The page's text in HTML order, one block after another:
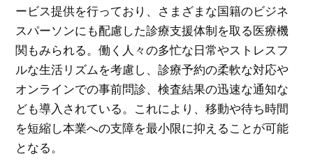
ービス提供を行っており、さまざまな国籍のビジネ
スパーソンにも配慮した診療支援体制を取る医療機
関もみられる。働く人々の多忙な日常やストレスフ
ルな生活リズムを考慮し、診療予約の柔軟な対応や
オンラインでの事前問診、検査結果の迅速な通知な
ども導入されている。これにより、移動や待ち時間
を短縮し本業への支障を最小限に抑えることが可能
となる。